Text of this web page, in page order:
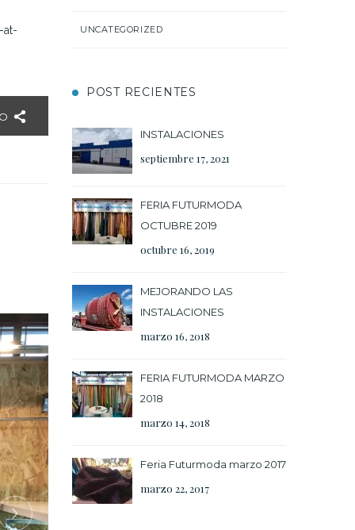
at- UNCATEGORIZED
POST RECIENTES
INSTALACIONES
septiembre 17, 2021
FERIA FUTURMODA
OCTUBRE 2019
octubre 16, 2019
MEJORANDO LAS
INSTALACIONES
marzo 16, 2018
FERIA FUTURMODA MARZO
2018
marzo 14, 2018
Feria Futurmoda marzo 2017
marzo 22, 2017